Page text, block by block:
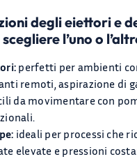
degli eiettori e
l’uno o
perfetti per ambienti
remoti, aspirazione di
da movimentare con
ideali per processi che
elevate e pressioni